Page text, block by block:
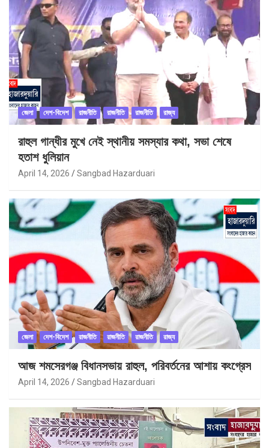
জেলা দেশ-বিদেশ রাজনীতি রাজনীতি রাজনীতি রাজ্য
রাহুল গান্ধীর মুখে নেই স্থানীয় সমস্যার কথা, সভা শেষে
হতাশ ধুলিয়ান
April 14, 2026 Sangbad Hazarduari
জেলা দেশ-বিদেশ রাজনীতি রাজনীতি রাজনীতি রাজ্য
আজ শমসেরগঞ্জ বিধানসভায় রাহুল, পরিবর্তনের আশায় কংগ্রেস
April 14, 2026 Sangbad Hazarduari